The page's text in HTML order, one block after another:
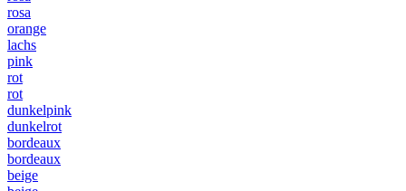
rosa
orange
lachs
pink
rot
rot
dunkelpink
dunkelrot
bordeaux
bordeaux
beige